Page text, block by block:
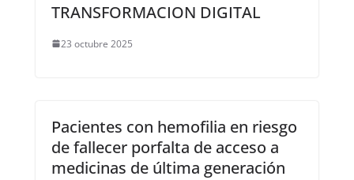
TRANSFORMACION DIGITAL
23 octubre 2025
Pacientes con hemofilia en riesgo
de fallecer porfalta de acceso a
medicinas de última generación